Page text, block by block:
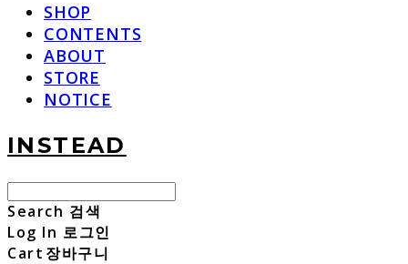
SHOP
CONTENTS
ABOUT
STORE
NOTICE
INSTEAD
Search 검색
Log In 로그인
Cart 장바구니